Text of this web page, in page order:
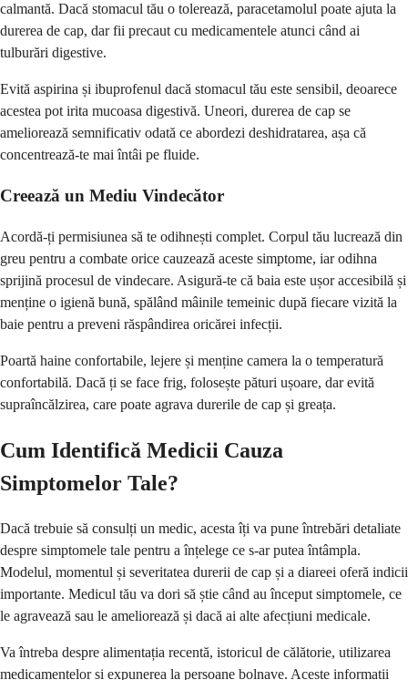
calmantă. Dacă stomacul tău o tolerează, paracetamolul poate ajuta la
durerea de cap, dar fii precaut cu medicamentele atunci când ai
tulburări digestive.
Evită aspirina și ibuprofenul dacă stomacul tău este sensibil, deoarece
acestea pot irita mucoasa digestivă. Uneori, durerea de cap se
ameliorează semnificativ odată ce abordezi deshidratarea, așa că
concentrează-te mai întâi pe fluide.
Creează un Mediu Vindecător
Acordă-ți permisiunea să te odihnești complet. Corpul tău lucrează din
greu pentru a combate orice cauzează aceste simptome, iar odihna
sprijină procesul de vindecare. Asigură-te că baia este ușor accesibilă și
menține o igienă bună, spălând mâinile temeinic după fiecare vizită la
baie pentru a preveni răspândirea oricărei infecții.
Poartă haine confortabile, lejere și menține camera la o temperatură
confortabilă. Dacă ți se face frig, folosește pături ușoare, dar evită
supraîncălzirea, care poate agrava durerile de cap și greața.
Cum Identifică Medicii Cauza
Simptomelor Tale?
Dacă trebuie să consulți un medic, acesta îți va pune întrebări detaliate
despre simptomele tale pentru a înțelege ce s-ar putea întâmpla.
Modelul, momentul și severitatea durerii de cap și a diareei oferă indicii
importante. Medicul tău va dori să știe când au început simptomele, ce
le agravează sau le ameliorează și dacă ai alte afecțiuni medicale.
Va întreba despre alimentația recentă, istoricul de călătorie, utilizarea
medicamentelor și expunerea la persoane bolnave. Aceste informații